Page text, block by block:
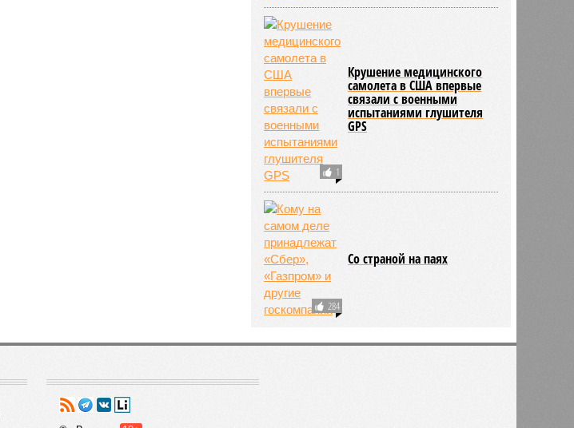
1
Крушение медицинского
самолета в США впервые
связали с военными
испытаниями глушителя
GPS
284
Со страной на паях